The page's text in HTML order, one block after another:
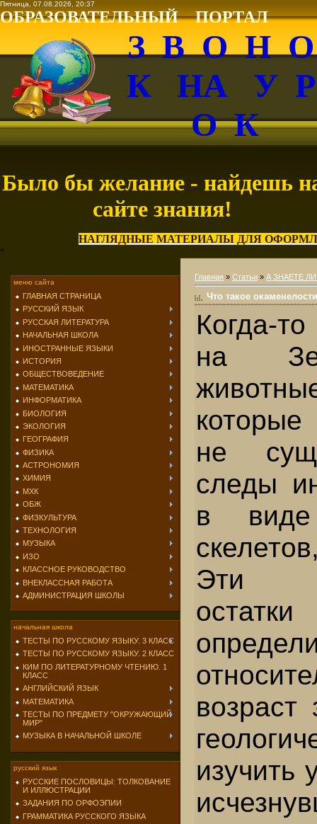
Пятница, 07.08.2026, 20:37
ОБРАЗОВАТЕЛЬНЫЙ ПОРТАЛ
З В О Н
К НА У
О К
Было бы желание - найдешь
сайте знания!
НАГЛЯДНЫЕ МАТЕРИАЛЫ ДЛЯ
<
меню сайта
ГЛАВНАЯ СТРАНИЦА
РУССКИЙ ЯЗЫК
РУССКАЯ ЛИТЕРАТУРА
НАЧАЛЬНАЯ ШКОЛА
ИНОСТРАННЫЕ ЯЗЫКИ
ИСТОРИЯ
ОБЩЕСТВОВЕДЕНИЕ
МАТЕМАТИКА
ИНФОРМАТИКА
БИОЛОГИЯ
ЭКОЛОГИЯ
ГЕОГРАФИЯ
ФИЗИКА
АСТРОНОМИЯ
ХИМИЯ
МХК
ОБЖ
ФИЗКУЛЬТУРА
ТЕХНОЛОГИЯ
МУЗЫКА
ИЗО
КЛАССНОЕ РУКОВОДСТВО
ВНЕКЛАССНАЯ РАБОТА
АДМИНИСТРАЦИЯ ШКОЛЫ
начальная школа
ТЕСТЫ ПО РУССКОМУ ЯЗЫКУ. 3 КЛАСС
ТЕСТЫ ПО РУССКОМУ ЯЗЫКУ. 2 КЛАСС
КИМ ПО ЛИТЕРАТУРНОМУ ЧТЕНИЮ. 1
КЛАСС
АНГЛИЙСКИЙ ЯЗЫК
МАТЕМАТИКА
ТЕСТЫ ПО ПРЕДМЕТУ "ОКРУЖАЮЩИЙ
МИР"
МУЗЫКА В НАЧАЛЬНОЙ ШКОЛЕ
русский язык
РУССКИЕ ПОСЛОВИЦЫ: ТОЛКОВАНИЕ
И ИЛЛЮСТРАЦИИ
ЗАДАНИЯ ПО ОРФОЭПИИ
ГРАММАТИКА РУССКОГО ЯЗЫКА
Главная » Статьи » А ЗНАЕТЕ
Что такое
Когда-
на
не
следы
в виде
Эти
изучить